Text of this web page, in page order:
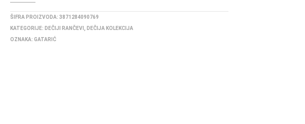
ŠIFRA PROIZVODA:3871284090769
KATEGORIJE: DEČIJI RANČEVI
DEČIJA KOLEKCIJA
OZNAKA:GATARIĆ